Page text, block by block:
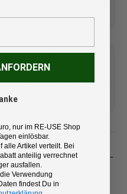
14 Tage Rückgaberecht und
nur im RE-USE Shop
einlösbar.
alle Artikel verteilt. Bei
anteilig verrechnet
ausfallen.
Verwendung
findest Du in